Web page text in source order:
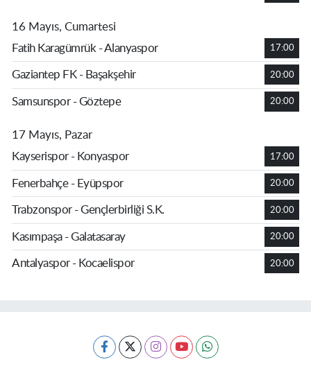
16 Mayıs, Cumartesi
Fatih Karagümrük - Alanyaspor
17:00
Gaziantep FK - Başakşehir 20:00
Samsunspor - Göztepe 20:00
17 Mayıs, Pazar
Kayserispor - Konyaspor
17:00
Fenerbahçe - Eyüpspor 20:00
Trabzonspor - Gençlerbirliği S.K. 20:00
Kasımpaşa - Galatasaray 20:00
Antalyaspor - Kocaelispor 20:00